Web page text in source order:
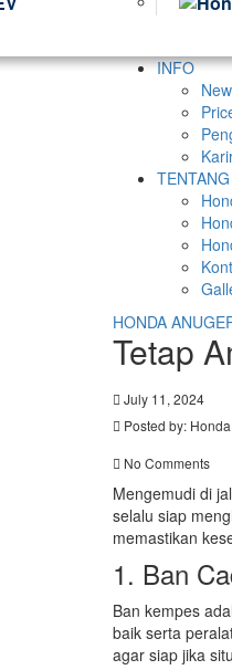
INFO
HONDA
Tetap
July 11, 2024
Posted by:
No Comments
Mengemudi di
selalu siap
memastikan
1. Ban
Ban kempes
baik serta
agar siap jika